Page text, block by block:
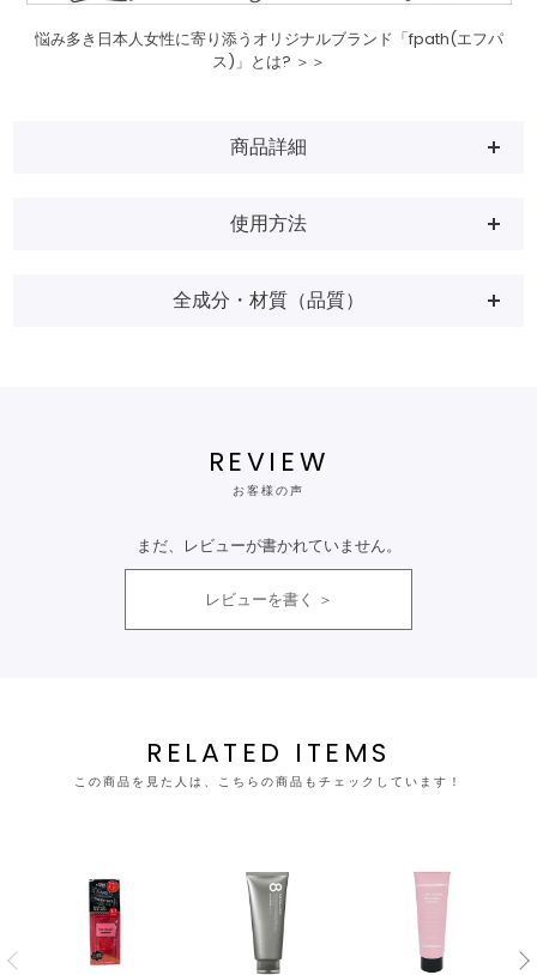
悩み多き日本人女性に寄り添うオリジナルブランド「fpath(エフパ
ス)」とは? ＞＞
商品詳細
使用方法
全成分・材質（品質）
REVIEW
お客様の声
まだ、レビューが書かれていません。
レビューを書く
RELATED ITEMS
この商品を見た人は、こちらの商品もチェックしています！